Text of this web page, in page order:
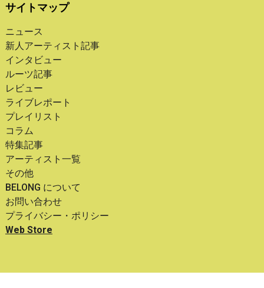
サイトマップ
ニュース
新人アーティスト記事
インタビュー
ルーツ記事
レビュー
ライブレポート
プレイリスト
コラム
特集記事
アーティスト一覧
その他
BELONG について
お問い合わせ
プライバシー・ポリシー
Web Store